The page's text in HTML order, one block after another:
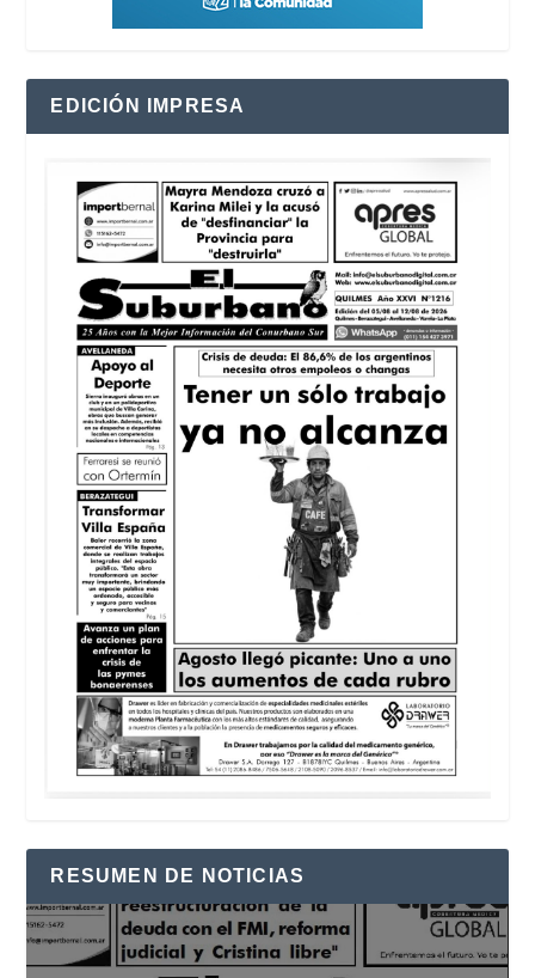
EDICIÓN IMPRESA
RESUMEN DE NOTICIAS
Reproductor
de
vídeo